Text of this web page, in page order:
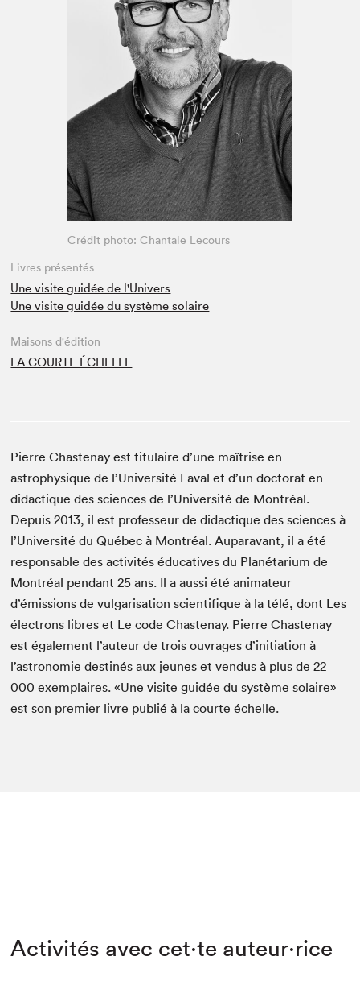
Espace médias
Crédit photo: Chantale Lecours
Livres présentés
Une visite guidée de l'Univers
Une visite guidée du système solaire
Maisons d'édition
LA COURTE ÉCHELLE
Pierre Chastenay est titulaire d’une maîtrise en
astrophysique de l’Université Laval et d’un doctorat en
didactique des sciences de l’Université de Montréal.
Depuis 2013, il est professeur de didactique des sciences à
l’Université du Québec à Montréal. Auparavant, il a été
responsable des activités éducatives du Planétarium de
Montréal pendant 25 ans. Il a aussi été animateur
d’émissions de vulgarisation scientifique à la télé, dont Les
électrons libres et Le code Chastenay. Pierre Chastenay
est également l’auteur de trois ouvrages d’initiation à
l’astronomie destinés aux jeunes et vendus à plus de 22
000 exemplaires. «Une visite guidée du système solaire»
est son premier livre publié à la courte échelle.
Activités avec cet·te auteur·rice